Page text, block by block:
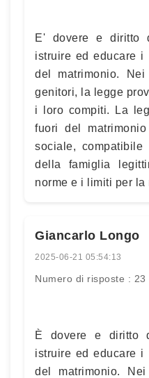
E' dovere e diritto
istruire ed educare
del matrimonio.
genitori, la legge
i loro compiti. La
fuori del
sociale,
della famiglia
norme e i limiti per
Giancarlo Longo
2025-06-21 05:54:13
Numero di risposte : 23
È dovere e diritto
istruire ed educare
del matrimonio.